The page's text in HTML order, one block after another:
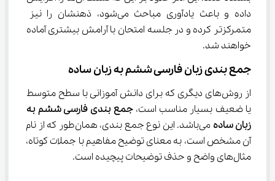
داده و باعث یادآوری مباحث می‌شود، ذهنشان را نیز
متمرکزتر کرده و در جلسه امتحان با آرامش بیشتری آماده
خواهند شد.
جمع بندی زبان فارسی ششم به زبان ساده
از روش‌های دیگری که برای دانش آموزانی با سطح متوسط
یا ضعیف بسیار مناسب است، جمع بندی فارسی ششم به
زبان ساده
می‌باشد. این نوع جمع بندی، همان‌طور که از نام
آن مشخص است، به معنای توضیح مفاهیم با جملات کوتاه،
مثال‌های واضح و حذف توضیحات پیچیده است.